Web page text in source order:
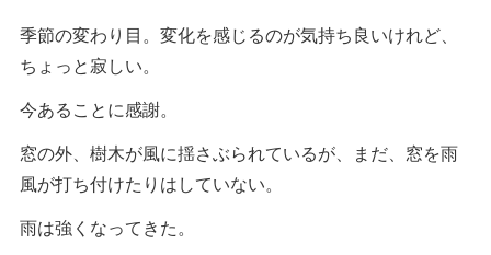
季節の変わり目。変化を感じるのが気持ち良いけれど、
ちょっと寂しい。
今あることに感謝。
窓の外、樹木が風に揺さぶられているが、まだ、窓を雨
風が打ち付けたりはしていない。
雨は強くなってきた。